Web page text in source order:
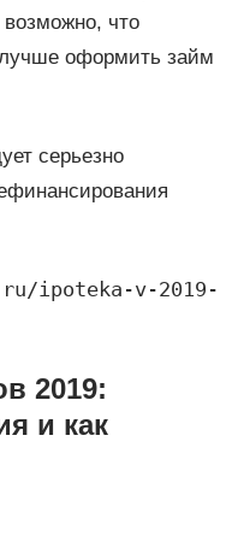
что
лучше оформить займ
серьезно
ipoteka-v-2019-
2019:
и как